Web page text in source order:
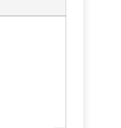
текста
спойлера